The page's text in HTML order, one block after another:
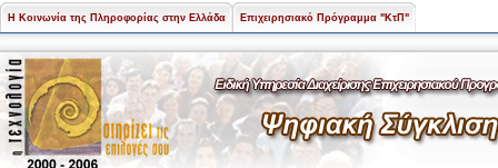
Η Κοινωνία της Πληροφορίας στην Ελλάδα Επιχειρησιακό Πρόγραμμα "ΚτΠ"